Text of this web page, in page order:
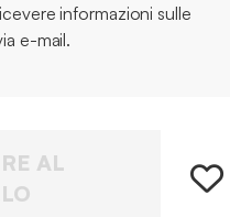
informazioni sulle
e-mail.
AL